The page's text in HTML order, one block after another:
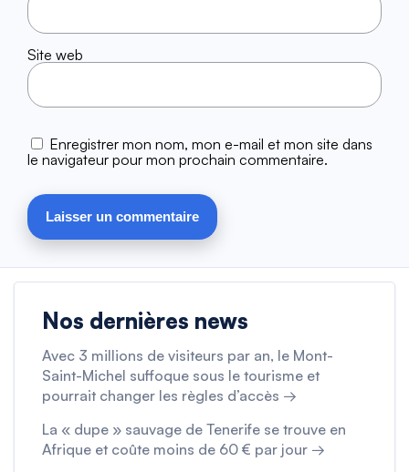
Site web
Enregistrer mon nom, mon e-mail et mon site dans
le navigateur pour mon prochain commentaire.
Nos dernières news
Avec 3 millions de visiteurs par an, le Mont-
Saint-Michel suffoque sous le tourisme et
pourrait changer les règles d’accès →
La « dupe » sauvage de Tenerife se trouve en
Afrique et coûte moins de 60 € par jour →